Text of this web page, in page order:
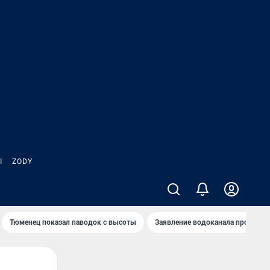
ZODY
Тюменец показал паводок с высоты Заявление водоканала про